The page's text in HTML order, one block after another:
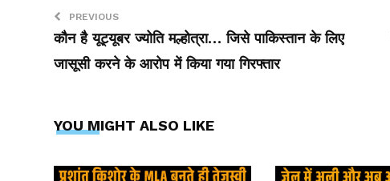
PREVIOUS
कौन है यूट्यूबर ज्योति मल्होत्रा… जिसे पाकिस्तान के लिए
जासूसी करने के आरोप में किया गया गिरफ्तार
YOU MIGHT ALSO LIKE